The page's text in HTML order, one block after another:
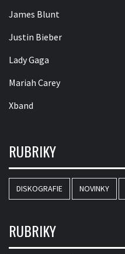
James Blunt
Justin Bieber
Lady Gaga
Mariah Carey
Xband
RUBRIKY
DISKOGRAFIE NOVINKY
RUBRIKY